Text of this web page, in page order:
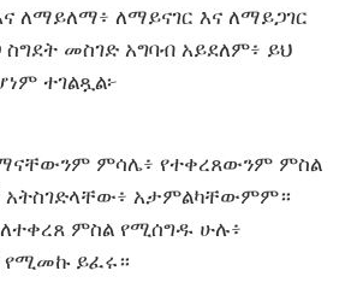
ለማይለማ፥ ለማይናገር እና ለማይጋገር
መስገድ አግባብ አይደለም፥ ይህ
ተገልጿል፦
ምሳሌ፥ የተቀረጸውንም ምስል
አትስገድላቸው፥ አታምልካቸውምም።
ምስል የሚሰግዱ ሁሉ፥
ይፈሩ።